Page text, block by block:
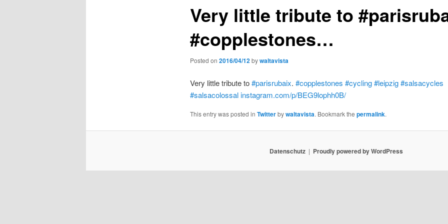
Very little tribute to
#copplestones…
Posted on 2016/04/12bywaltavista
Very little tribute to#parisrubaix. #copplestones #cycling#leipzig#salsacycles
#salsacolossalinstagram.com/p/BEG9lophh0B/
This entry was posted in Twitterbywaltavista. Bookmark the permalink.
Datenschutz Proudly powered by WordPress